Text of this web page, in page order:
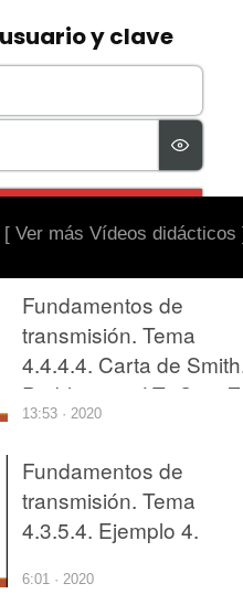
[ Ver más Vídeos didácticos
Fundamentos de
transmisión. Tema
4.4.4.4. Carta de
Problema 4. LT+Cs e
13:53 · 2020
Fundamentos de
transmisión. Tema
4.3.5.4. Ejemplo 4.
6:01 · 2020